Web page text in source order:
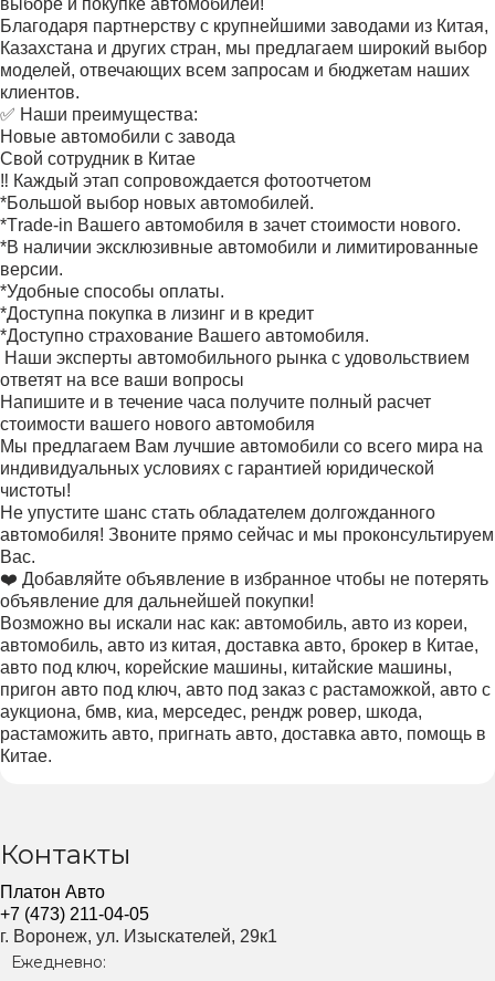
выборе и покупке автомобилей!
Благодаря партнерству с крупнейшими заводами из Китая,
Казахстана и других стран, мы предлагаем широкий выбор
моделей, отвечающих всем запросам и бюджетам наших
клиентов.
✅️ Наши преимущества:
Новые автомобили с завода
Свой сотрудник в Китае
‼️ Каждый этап сопровождается фотоотчетом
*Большой выбор новых автомобилей.
*Тrаdе-in Вашего автомобиля в зачет стоимости нового.
*В наличии эксклюзивные автомобили и лимитированные
версии.
*Удобные способы оплаты.
*Доступна покупка в лизинг и в кредит
*Доступно страхование Вашего автомобиля.
‍ Наши эксперты автомобильного рынка с удовольствием
ответят на все ваши вопросы
Напишите и в течение часа получите полный расчет
стоимости вашего нового автомобиля
Мы предлагаем Вам лучшие автомобили со всего мира на
индивидуальных условиях с гарантией юридической
чистоты!
Не упустите шанс стать обладателем долгожданного
автомобиля! Звоните прямо сейчас и мы проконсультируем
Вас.
❤️ Добавляйте объявление в избранное чтобы не потерять
объявление для дальнейшей покупки!
Возможно вы искали нас как: автомобиль, авто из кореи,
автомобиль, авто из китая, доставка авто, брокер в Китае,
авто под ключ, корейские машины, китайские машины,
пригон авто под ключ, авто под заказ с растаможкой, авто с
аукциона, бмв, киа, мерседес, рендж ровер, шкода,
растаможить авто, пригнать авто, доставка авто, помощь в
Китае.
Контакты
Платон Авто
+7 (473) 211-04-05
г. Воронеж, ул. Изыскателей, 29к1
Ежедневно: